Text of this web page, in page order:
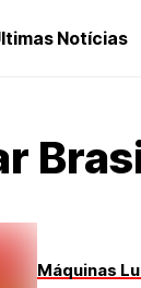
Notícias
Máquinas